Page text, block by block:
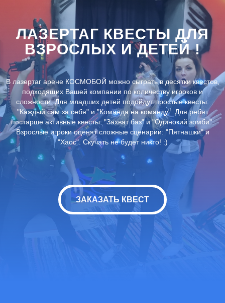
ЛАЗЕРТАГ КВЕСТЫ ДЛЯ
ВЗРОСЛЫХ И ДЕТЕЙ !
В лазертаг арене КОСМОБОЙ можно сыграть в десятки квестов,
подходящих Вашей компании по количеству игроков и
сложности. Для младших детей подойдут простые квесты:
"Каждый сам за себя" и "Команда на команду". Для ребят
постарше активные квесты: "Захват баз" и "Одинокий зомби".
Взрослые игроки оценят сложные сценарии: "Пятнашки" и
"Хаос". Скучать не будет никто! :)
ЗАКАЗАТЬ КВЕСТ